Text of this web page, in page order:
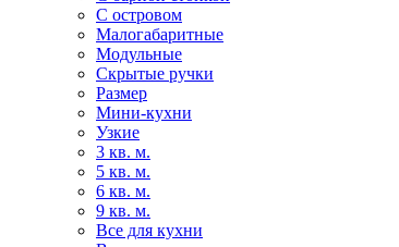
С островом
Малогабаритные
Модульные
Скрытые ручки
Размер
Мини-кухни
Узкие
3 кв. м.
5 кв. м.
6 кв. м.
9 кв. м.
Все для кухни